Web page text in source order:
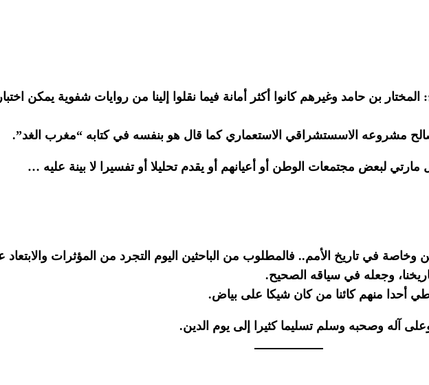
بن حامد وغيرهم كانوا أكثر أمانة فيما نقلوا إلينا من روايات شفوية يمكن
مشروعه الاسستشراقي الاستعماري كما قال هو بنفسه في كتابه “مغرب الغد”.
لبعض مجتمعات الوطن أو أعيانهم أو يقدم تحليلا أو تفسيرا لا بينة عليه …
في تاريخ الأمم.. فالمطلوب من الباحثين اليوم التجرد من المؤثرات
وجعله في سياقه الصحيح.
أحدا منهم كائنا من كان شيكا على بياض.
آله وصحبه وسلم تسليما كثيرا إلى يوم الدين.